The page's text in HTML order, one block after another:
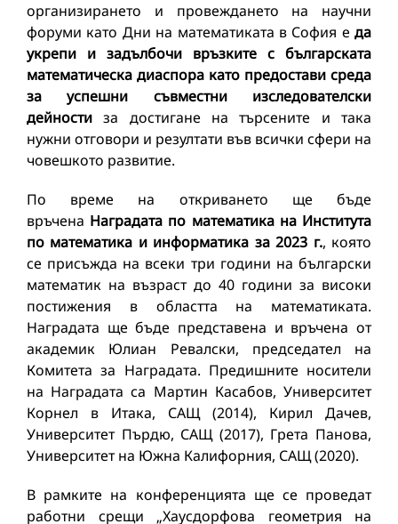
организирането и провеждането на научни
форуми като Дни на математиката в София е да
укрепи и задълбочи връзките с българската
математическа диаспора като предостави среда
за успешни съвместни изследователски
дейности за достигане на търсените и така
нужни отговори и резултати във всички сфери на
човешкото развитие.
По време на откриването ще бъде
връчена Наградата по математика на Института
по математика и информатика за 2023 г., която
се присъжда на всеки три години на български
математик на възраст до 40 години за високи
постижения в областта на математиката.
Наградата ще бъде представена и връчена от
академик Юлиан Ревалски, председател на
Комитета за Наградата. Предишните носители
на Наградата са Мартин Касабов, Университет
Корнел в Итака, САЩ (2014), Кирил Дачев,
Университет Пърдю, САЩ (2017), Грета Панова,
Университет на Южна Калифорния, САЩ (2020).
В рамките на конференцията ще се проведат
работни срещи „Хаусдорфова геометрия на